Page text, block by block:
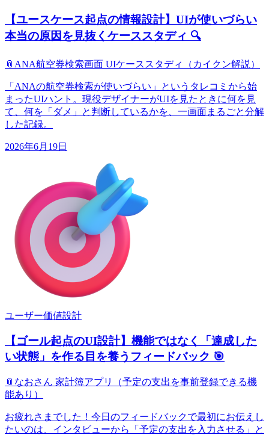
【ユースケース起点の情報設計】UIが使いづらい
本当の原因を見抜くケーススタディ 🔍
📎 ANA航空券検索画面 UIケーススタディ（カイクン解説）
「ANAの航空券検索が使いづらい」というタレコミから始
まったUIハント。現役デザイナーがUIを見たときに何を見
て、何を「ダメ」と判断しているかを、一画面まるごと分解
した記録。
2026年6月19日
ユーザー価値設計
【ゴール起点のUI設計】機能ではなく「達成した
い状態」を作る目を養うフィードバック 🎯
📎 なおさん 家計簿アプリ（予定の支出を事前登録できる機
能あり）
お疲れさまでした！今日のフィードバックで最初にお伝えし
たいのは、インタビューから「予定の支出を入力させる」と